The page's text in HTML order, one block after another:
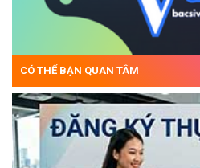
CÓ THỂ BẠN QUAN TÂM